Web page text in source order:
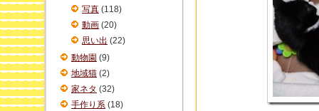
写真 (118)
動画 (20)
思い出 (22)
動物園 (9)
地域猫 (2)
家ネタ (32)
手作り系 (18)